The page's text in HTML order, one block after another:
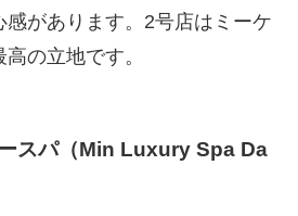
感があります。2号店はミーケ
の立地です。
スパ（Min Luxury Spa Da